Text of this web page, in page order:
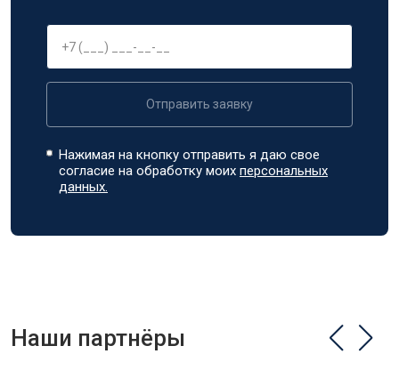
Отправить заявку
Нажимая на кнопку отправить я даю свое
согласие на обработку моихперсональных
данных.
Наши партнёры